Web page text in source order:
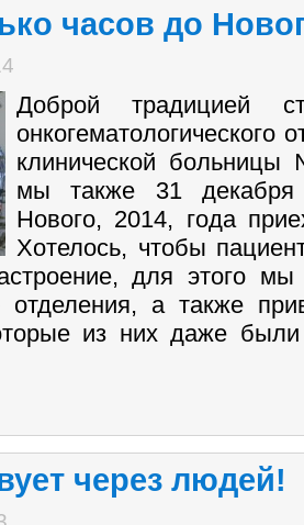
часов до
Доброй традицией
онкогематологического
клинической
мы также 31
Нового, 2014, года
Хотелось, чтобы
для этого
а также
из них даже
через людей!